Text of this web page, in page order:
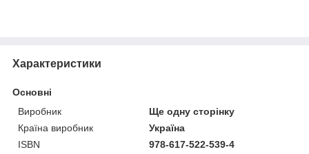
Характеристики
Основні
Виробник
Ще одну сторінку
Країна виробник
Україна
ISBN
978-617-522-539-4